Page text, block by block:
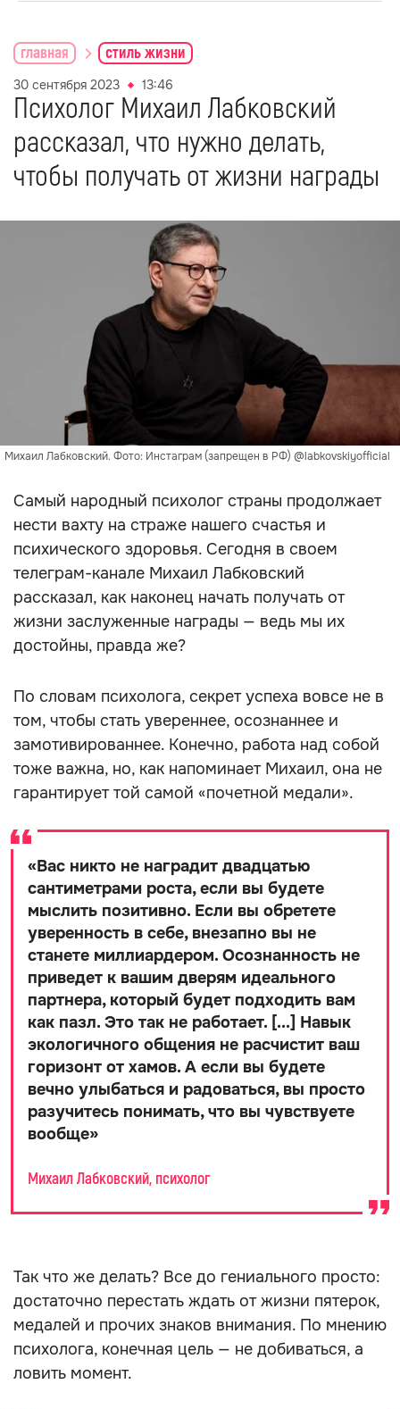
Все ошибаются, но это не повод взваливать
ответственность за свой промах на других.
Манипуляторы же с легкостью перекладывают
ее на собеседника. Те, кто произносит эту
фразу, чаще всего угодить и не пытались.
Смысла она в себе несет минимум, главное ее
вами что-то не так. Нередко следом идут
обвинения в том, что вы не знаете, чего хотите,
и никогда не бываете довольны. Поддаваться
таким манипуляциям не стоит.
Даниил Алексеев
Ссылка
главная стиль жизни
30 сентября 2023 13:46
Психолог Михаил Лабковский
рассказал, что нужно делать,
чтобы получать от жизни награды
Самый народный психолог страны продолжает
нести вахту на страже нашего счастья и
психического здоровья. Сегодня в своем
телеграм-канале Михаил Лабковский
рассказал, как наконец начать получать от
жизни заслуженные награды — ведь мы их
По словам психолога, секрет успеха вовсе не в
тоже важна, но, как напоминает Михаил, она не
гарантирует той самой «почетной медали».
«Вас никто не наградит двадцатью